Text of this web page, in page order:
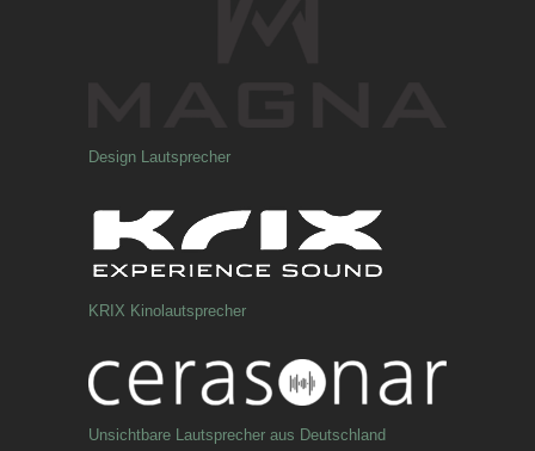
Design Lautsprecher
KRIX Kinolautsprecher
Unsichtbare Lautsprecher aus Deutschland